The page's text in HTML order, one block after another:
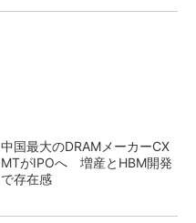
中国最大のDRAMメーカーCX
MTがIPOへ 増産とHBM開発
で存在感